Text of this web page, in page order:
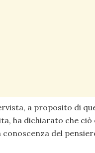
a proposito di
ha dichiarato che ciò
del